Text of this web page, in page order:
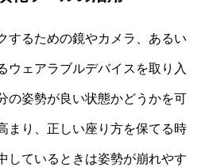
するための鏡やカメラ、あるい
ウェアラブルデバイスを取り入
の姿勢が良い状態かどうかを可
まり、正しい座り方を保てる時
しているときは姿勢が崩れやす